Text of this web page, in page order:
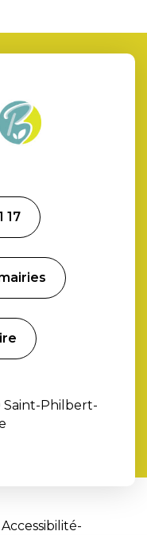
17
Saint-Philbert-
Accessibilité